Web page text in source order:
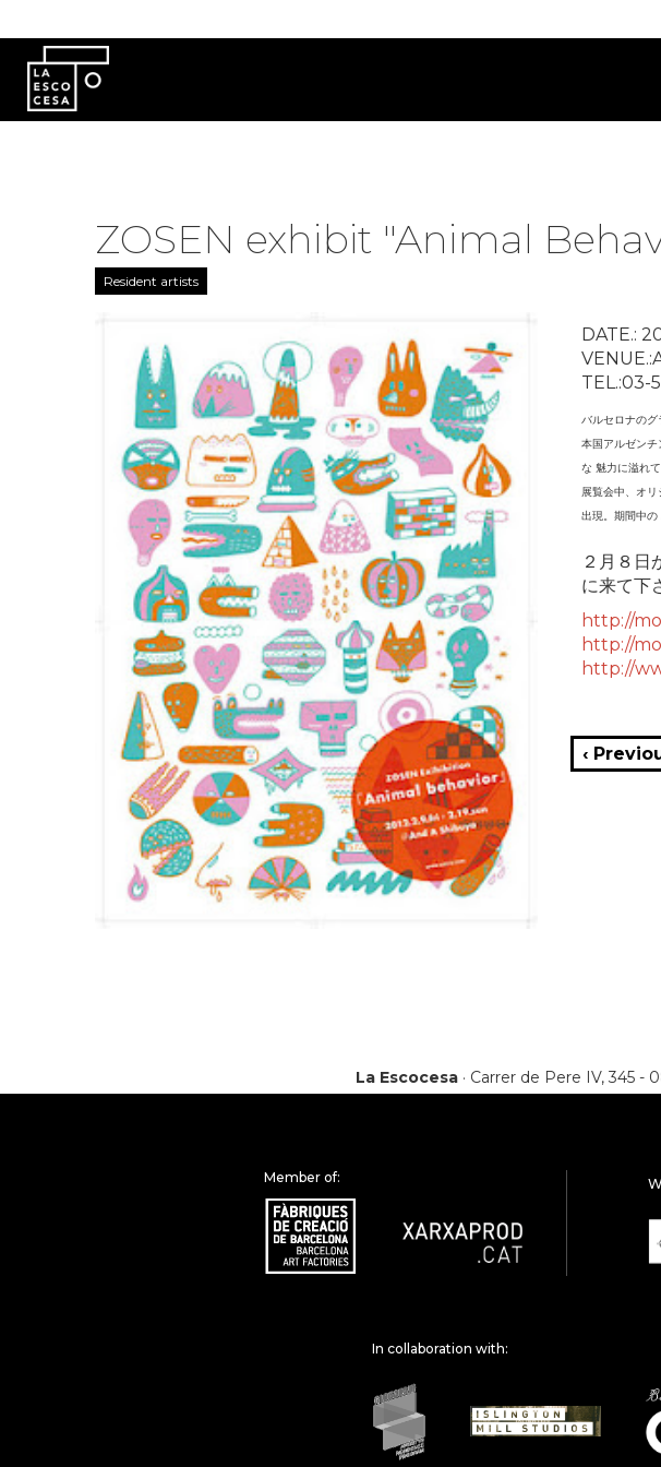
ZOSEN exhibit "Animal
Resident artists
DATE.:
TEL.:03-
バルセロナの
本国アルゼン
な 魅力に溢れて
展覧会中、オ
出現。期間中
２月８日
に来て下
http://
http://
http://
‹
La Escocesa· Carrer de Pere IV, 345 -
Member of:
In collaboration with: